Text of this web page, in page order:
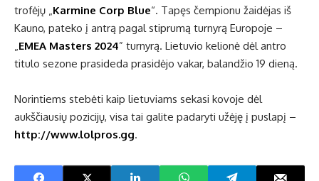
trofėjų „Karmine Corp Blue“. Tapęs čempionu žaidėjas iš
Kauno, pateko į antrą pagal stiprumą turnyrą Europoje –
„EMEA Masters 2024” turnyrą. Lietuvio kelionė dėl antro
titulo sezone prasideda prasidėjo vakar, balandžio 19 dieną.
Norintiems stebėti kaip lietuviams sekasi kovoje dėl
aukščiausių pozicijų, visa tai galite padaryti užėję į puslapį –
http://www.lolpros.gg.